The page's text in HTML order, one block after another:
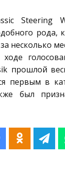
Steering
рода,
несколько
прошлой
первым в
был